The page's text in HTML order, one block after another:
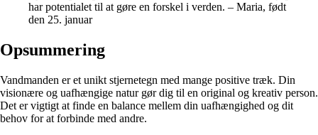
har potentialet til at gøre en forskel i verden. – Maria, født
den 25. januar
Opsummering
Vandmanden er et unikt stjernetegn med mange positive træk. Din
visionære og uafhængige natur gør dig til en original og kreativ person.
Det er vigtigt at finde en balance mellem din uafhængighed og dit
behov for at forbinde med andre.